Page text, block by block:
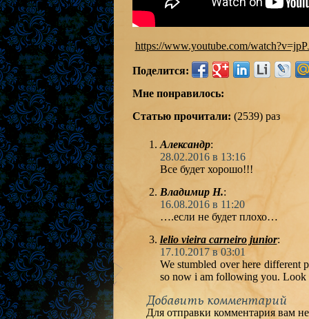
https://www.youtube.com/
Поделится:
Мне понравилось:
Статью прочитали: (2539) раз
Александр:
28.02.2016 в 13:16
Все будет хорошо!!!
Владимир Н.:
16.08.2016 в 11:20
….если не будет плохо…
lelio vieira carneiro junior:
17.10.2017 в 03:01
We stumbled over here different
so now i am following you. Look
Добавить комментарий
Для отправки комментария вам